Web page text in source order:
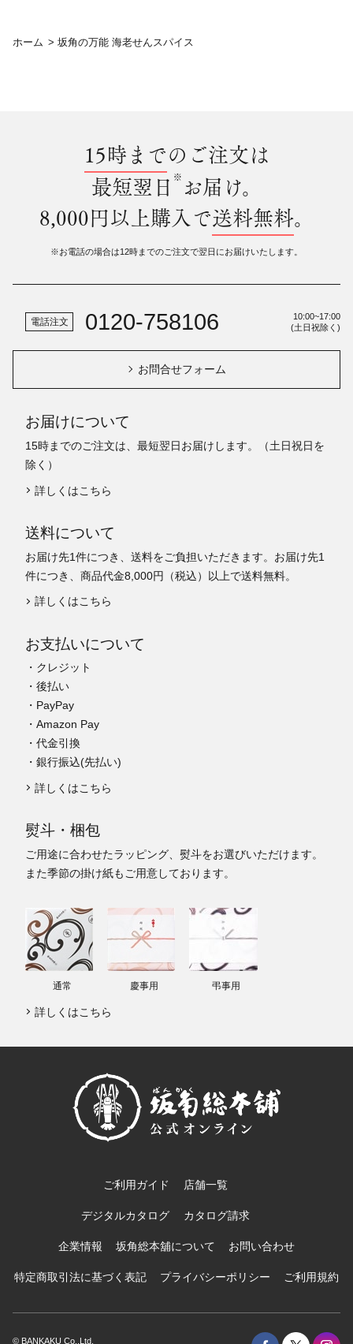
ホーム > 坂角の万能 海老せんスパイス
15時までのご注文は
最短翌日 ※ お届け。
8,000円以上購入で送料無料。
※お電話の場合は12時までのご注文で翌日にお届けいたします。
電話注文 0120-758106
10:00~17:00
(土日祝除く)
お問合せフォーム
お届けについて
15時までのご注文は、最短翌日お届けします。（土日祝日を
除く）
詳しくはこちら
送料について
お届け先1件につき、送料をご負担いただきます。お届け先1
件につき、商品代金8,000円（税込）以上で送料無料。
詳しくはこちら
お支払いについて
・クレジット
・後払い
・PayPay
・Amazon Pay
・代金引換
・銀行振込(先払い)
詳しくはこちら
熨斗・梱包
ご用途に合わせたラッピング、熨斗をお選びいただけます。
また季節の掛け紙もご用意しております。
通常 慶事用 弔事用
詳しくはこちら
ご利用ガイド 店舗一覧
デジタルカタログ カタログ請求
企業情報 坂角総本舖について お問い合わせ
特定商取引法に基づく表記 プライバシーポリシー ご利用規約
© BANKAKU Co.,Ltd.